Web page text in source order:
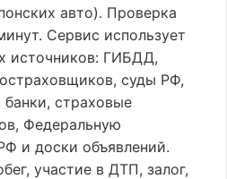
авто). Проверка
Сервис использует
источников: ГИБДД,
суды РФ,
банки, страховые
Федеральную
и доски объявлений.
участие в ДТП, залог,